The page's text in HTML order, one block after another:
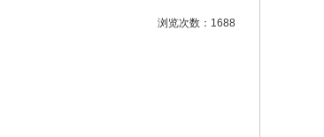
浏览次数：1688